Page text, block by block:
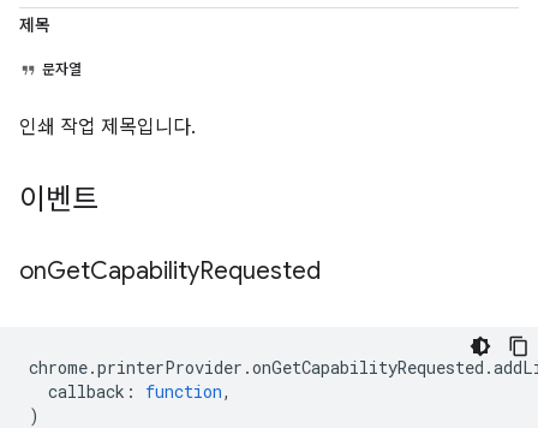
제목
문자열
인쇄 작업 제목입니다.
이벤트
onGetCapabilityRequested
chrome.printerProvider .onGetCapabilityRequested .
callback : function,
)